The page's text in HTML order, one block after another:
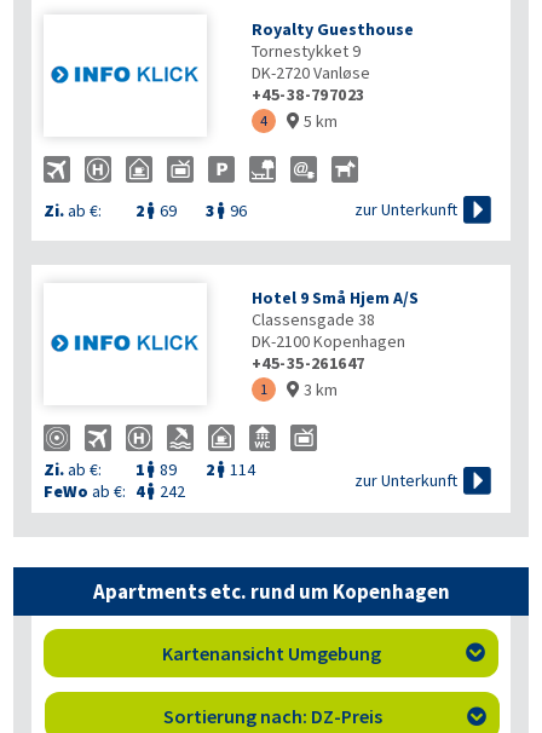
Royalty Guesthouse
Tornestykket 9
DK-2720Vanløse
+45-38-797023
4  5 km
Zi.ab €: 2  69 3  96 zur Unterkunft 
Hotel 9 Små Hjem A/S
Classensgade 38
DK-2100Kopenhagen
+45-35-261647
1  3 km
Zi.ab €: 1  89 2  114
FeWo ab €: 4 242
zur Unterkunft 
Apartments etc. rund um Kopenhagen
Kartenansicht Umgebung 
Sortierung nach: DZ-Preis 